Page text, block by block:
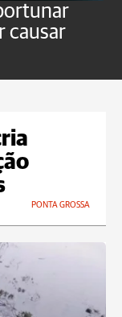
causar
PONTA GROSSA